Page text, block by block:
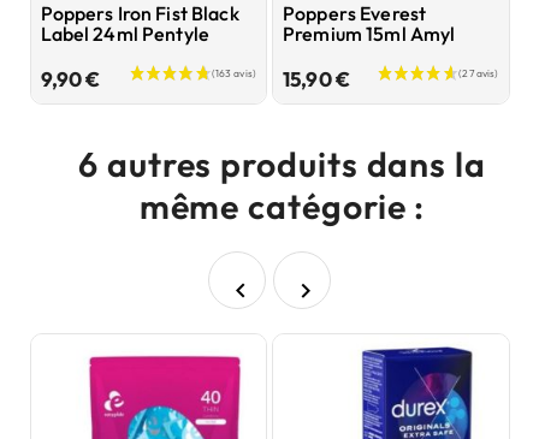
Poppers Iron Fist Black
Label 24ml Pentyle
9,90 €Prix
Poppers Everest
Premium 15ml Amyl
15,90 €Prix
6 autres produits dans la
même catégorie :
 